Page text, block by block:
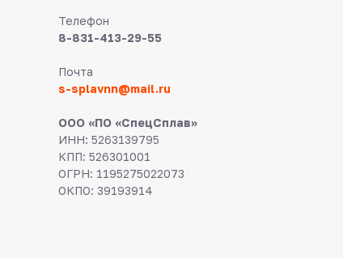
Телефон
8-831-413-29-55
Почта
s-splavnn@mail.ru
ООО «ПО «СпецСплав»
ИНН: 5263139795
КПП: 526301001
ОГРН: 1195275022073
ОКПО: 39193914